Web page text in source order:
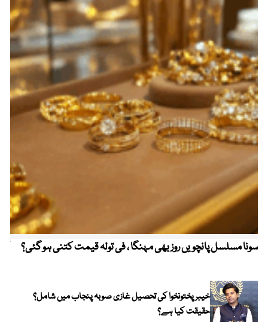
سونا مسلسل پانچویں روز بھی مہنگا ، فی تولہ قیمت کتنی ہو گئی؟
خیبر پختونخوا کی تحصیل غازی صوبہ پنجاب میں شامل؟
حقیقت کیا ہے؟